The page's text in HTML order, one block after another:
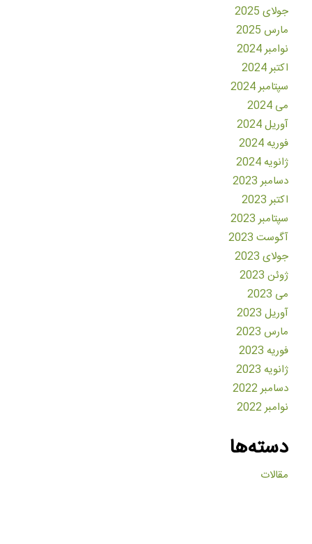
جولای 2025
مارس 2025
نوامبر 2024
اکتبر 2024
سپتامبر 2024
می 2024
آوریل 2024
فوریه 2024
ژانویه 2024
دسامبر 2023
اکتبر 2023
سپتامبر 2023
آگوست 2023
جولای 2023
ژوئن 2023
می 2023
آوریل 2023
مارس 2023
فوریه 2023
ژانویه 2023
دسامبر 2022
نوامبر 2022
دسته‌ها
مقالات